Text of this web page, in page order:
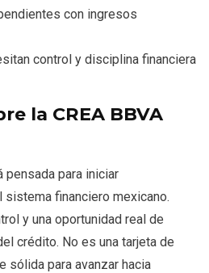
con ingresos
control y disciplina financiera
la CREA BBVA
pensada para iniciar
financiero mexicano.
y una oportunidad real de
crédito. No es una tarjeta de
sólida para avanzar hacia